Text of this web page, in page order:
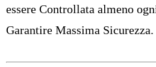
essere Controllata almeno
Garantire Massima Sicurezza.